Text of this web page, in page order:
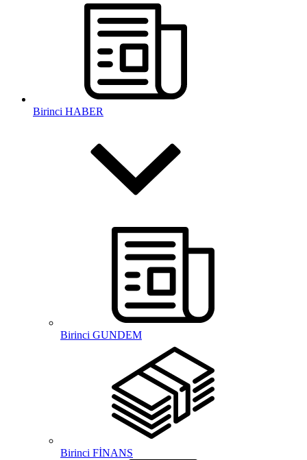
Birinci HABER
Birinci GUNDEM
Birinci FİNANS